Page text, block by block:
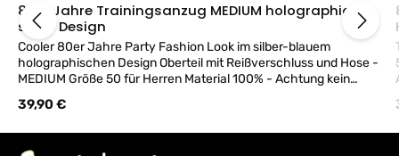
80er Jahre Trainingsanzug MEDIUM holographic-
silber Design
Cooler 80er Jahre Party Fashion Look im silber-blauem
holographischen Design Oberteil mit Reißverschluss und Hose -
MEDIUM Größe 50 für Herren Material 100% - Achtung kein
Regulärer Preis:
39,90 €